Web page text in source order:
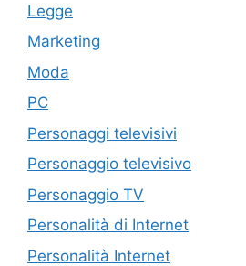
Legge
Marketing
Moda
PC
Personaggi televisivi
Personaggio televisivo
Personaggio TV
Personalità di Internet
Personalità Internet